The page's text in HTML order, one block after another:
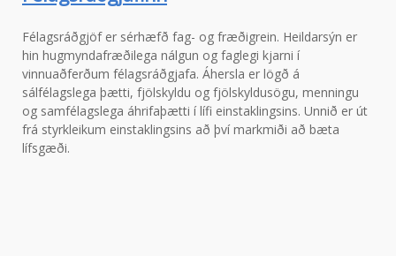
e
n
Félagsráðgjöf er sérhæfð fag- og fræðigrein. Heildarsýn er
hin hugmyndafræðilega nálgun og faglegi kjarni í
vinnuaðferðum félagsráðgjafa. Áhersla er lögð á
sálfélagslega þætti, fjölskyldu og fjölskyldusögu, menningu
og samfélagslega áhrifaþætti í lífi einstaklingsins. Unnið er út
frá styrkleikum einstaklingsins að því markmiði að bæta
lífsgæði.